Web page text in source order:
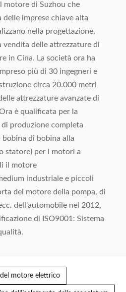
motore di Suzhou che
imprese chiave alta
nella progettazione,
vendita delle attrezzature di
in Cina. La società ora ha
più di 30 ingegneri e
circa 20.000 metri
attrezzature avanzate di
è qualificata per la
produzione completa
di bobina alla
statore) per i motori a
il motore
industriale e piccoli
del motore della pompa, di
dell'automobile nel 2012,
di ISO9001: Sistema
motore elettrico